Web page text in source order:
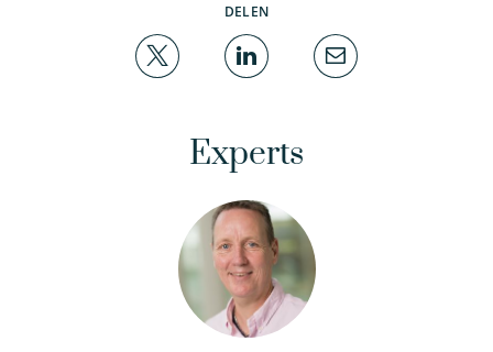
DELEN
Experts